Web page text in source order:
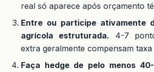
real só aparece após orçamento
Entre ou participe ativamente
agrícola estruturada. 4-7
extra geralmente compensam taxa
Faça hedge de pelo menos